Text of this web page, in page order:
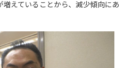
えていることから、減少傾向にあ